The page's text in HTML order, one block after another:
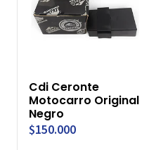
Cdi Ceronte
Motocarro Original
Negro
$150.000